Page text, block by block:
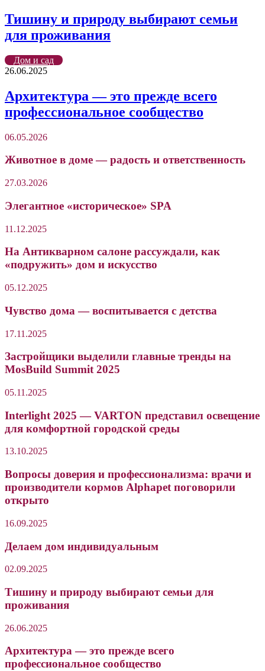
Тишину и природу выбирают семьи
для проживания
Дом и сад
26.06.2025
Архитектура — это прежде всего
профессиональное сообщество
06.05.2026
Животное в доме — радость и ответственность
27.03.2026
Элегантное «историческое» SPA
11.12.2025
На Антикварном салоне рассуждали, как
«подружить» дом и искусство
05.12.2025
Чувство дома — воспитывается с детства
17.11.2025
Застройщики выделили главные тренды на
MosBuild Summit 2025
05.11.2025
Interlight 2025 — VARTON представил освещение
для комфортной городской среды
13.10.2025
Вопросы доверия и профессионализма: врачи и
производители кормов Alphapet поговорили
открыто
16.09.2025
Делаем дом индивидуальным
02.09.2025
Тишину и природу выбирают семьи для
проживания
26.06.2025
Архитектура — это прежде всего
профессиональное сообщество